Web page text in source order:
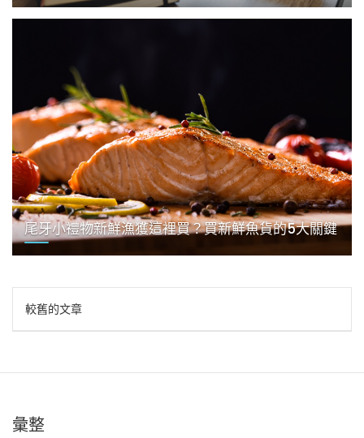
尾牙小禮物新鮮漁獲這裡買？買新鮮魚貨的5大關鍵
文
章
導
覽
較舊的文章
彙整